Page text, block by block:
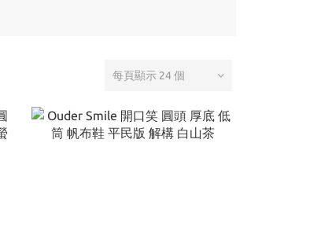
每頁顯示 24 個